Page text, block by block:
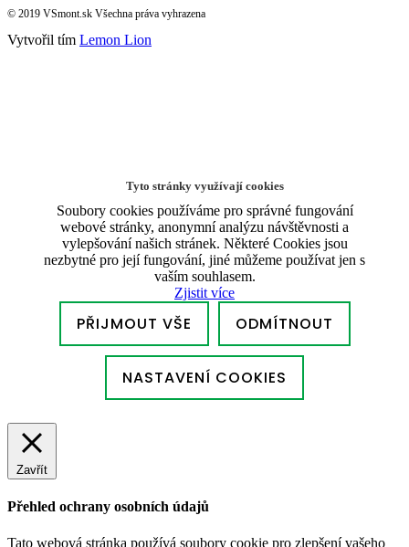
© 2019 VSmont.sk Všechna práva vyhrazena
Vytvořil tím Lemon Lion
Tyto stránky využívají cookies
Soubory cookies používáme pro správné fungování
webové stránky, anonymní analýzu návštěvnosti a
vylepšování našich stránek. Některé Cookies jsou
nezbytné pro její fungování, jiné můžeme používat jen s
vaším souhlasem.
Zjistit více
PŘIJMOUT VŠE ODMÍTNOUT
NASTAVENÍ COOKIES
Zavřít
Přehled ochrany osobních údajů
Tato webová stránka používá soubory cookie pro zlepšení vašeho